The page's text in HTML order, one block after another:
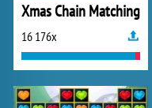
Xmas Chain Matching
16 176x